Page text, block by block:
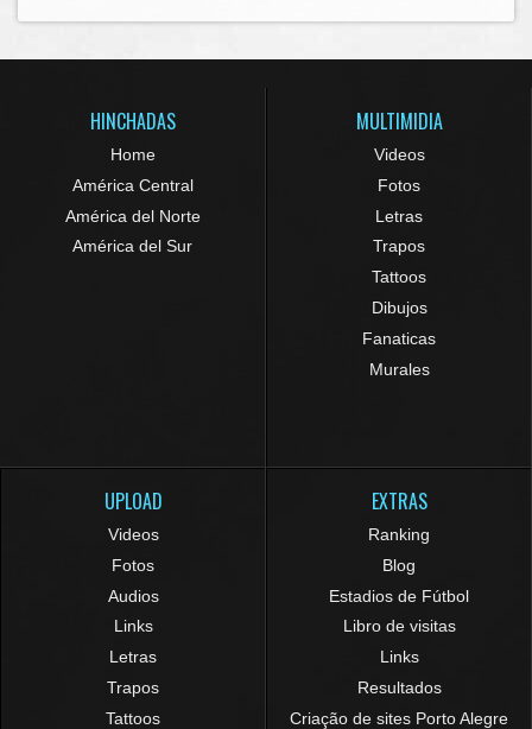
HINCHADAS
Home
América Central
América del Norte
América del Sur
MULTIMIDIA
Videos
Fotos
Letras
Trapos
Tattoos
Dibujos
Fanaticas
Murales
UPLOAD
Videos
Fotos
Audios
Links
Letras
Trapos
Tattoos
EXTRAS
Ranking
Blog
Estadios de Fútbol
Libro de visitas
Links
Resultados
Criação de sites Porto Alegre